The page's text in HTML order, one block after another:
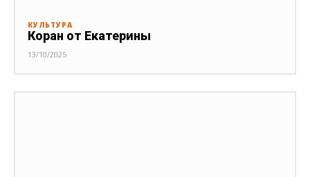
КУЛЬТУРА
Коран от Екатерины
13/10/2025